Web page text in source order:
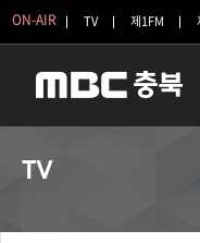
ON-AIR TV 제1FM
TV